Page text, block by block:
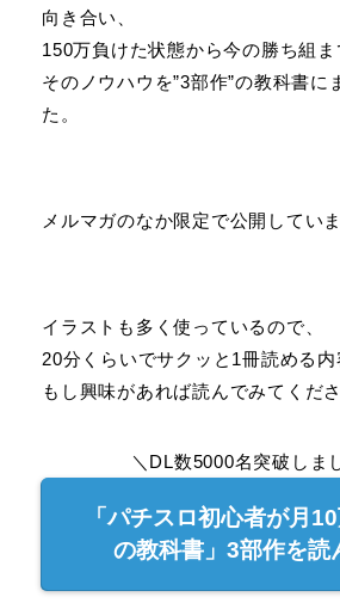
向き合い、
150万負けた状態から今の勝ち組ま
そのノウハウを”3部作”の教科書に
た。
メルマガのなか限定で公開していま
イラストも多く使っているので、
20分くらいでサクッと1冊読める内
もし興味があれば読んでみてくださ
＼DL数5000名突破しま
「パチスロ初心者が月
の教科書」3部作を読